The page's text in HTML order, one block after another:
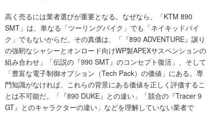
高く売るには業者選びが重要となる。なぜなら、「KTM 890
SMT」は、単なる「ツーリングバイク」でも「ネイキッドバイ
ク」でもないからだ。その真価は、「『890 ADVENTURE』譲り
の強靭なシャシーとオンロード向けWP製APEXサスペンションの
組み合わせ」「伝説の『990 SMT』のコンセプト復活」、そして
「豊富な電子制御オプション（Tech Pack）の価値」にある。専
門知識がなければ、これらの背景にある価値を正しく評価するこ
とは不可能だ。「『890 DUKE』との違い」「競合の『Tracer 9
GT』とのキャラクターの違い」などを理解していない業者で